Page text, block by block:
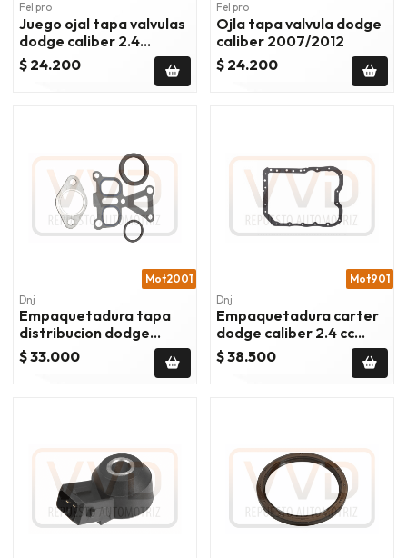
Fel pro
Juego ojal tapa valvulas
dodge caliber 2.4
2007/2012
$ 24.200
Fel pro
Ojla tapa valvula dodge
caliber 2007/2012
$ 24.200
Mot2001
Dnj
Empaquetadura tapa
distribucion dodge
caliber 2.4 cc 2007/2012
$ 33.000
Mot901
Dnj
Empaquetadura carter
dodge caliber 2.4 cc
2007/2012
$ 38.500